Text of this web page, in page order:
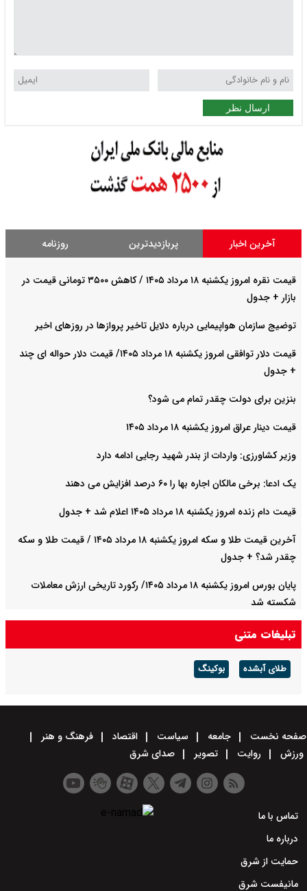
ارسال نظر
آخرین اخبار پربازدیدترین روزنامه
قیمت نقره امروز یکشنبه ۱۸ مرداد ۱۴۰۵ / کاهش ۳۵۰۰ تومانی قیمت در
بازار + جدول
توضیج سازمان هواپیمایی درباره دلایل تاخیر پروازها در روزهای اخیر
قیمت دلار توافقی امروز یکشنبه ۱۸ مرداد ۱۴۰۵/ قیمت دلار حواله ای چند
+ جدول
بنزین برای دولت چقدر تمام می شود؟
قیمت دینار عراق امروز یکشنبه ۱۸ مرداد ۱۴۰۵
وزیر کشاورزی: واردات از بندر شهید رجایی ادامه دارد
یک ادعا: برخی مالکان اجاره بها را ۶۰ درصد افزایش می دهند
قیمت دام زنده امروز یکشنبه ۱۸ مرداد ۱۴۰۵ اعلام شد + جدول
آخرین قیمت طلا و سکه امروز یکشنبه ۱۸ مرداد ۱۴۰۵ / قیمت طلا و سکه
چقدر شد؟ + جدول
پایان بورس امروز یکشنبه ۱۸ مرداد ۱۴۰۵/ رکورد تاریخی ارزش معاملات
شکسته شد
تبلیغات متنی
طلای آبشده بوکینگ
نخست جامعه سیاست اقتصاد
فرهنگ و هنر
روایت تصویر صدای شرق
تماس با ما
درباره ما
حمایت از شرق
مانیفست شرق